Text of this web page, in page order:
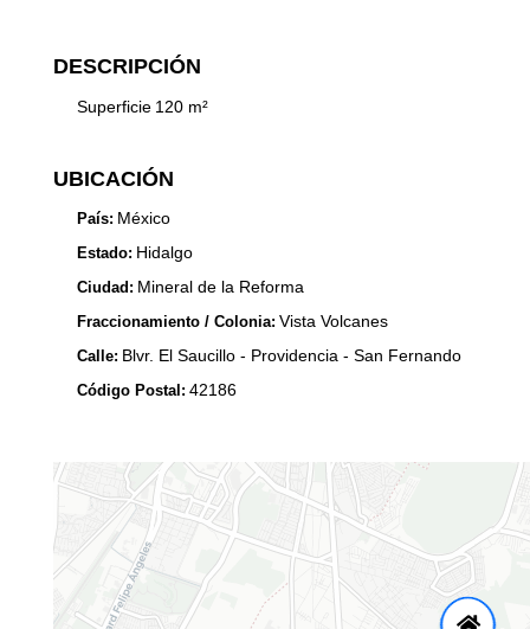
DESCRIPCIÓN
Superficie 120 m²
UBICACIÓN
País: México
Estado: Hidalgo
Ciudad: Mineral de la Reforma
Fraccionamiento / Colonia: Vista Volcanes
Calle: Blvr. El Saucillo - Providencia - San Fernando
Código Postal: 42186